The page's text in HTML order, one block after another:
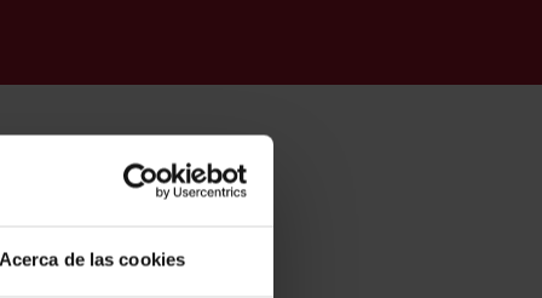
Acerca de las cookies